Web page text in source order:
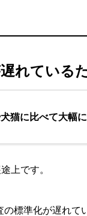
れている
猫に比べて大幅
上です。
の標準化が遅れて